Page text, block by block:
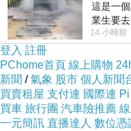
這裡也有寬廣坡道
▼▼▼
這是一
業生要
情況下
14 小時前
登入 註冊
PChome首頁 線上購物
新聞 /氣象 股市 個人新聞
買賣租屋 支付連 國際連
買車 旅行團 汽車險推薦
一元簡訊 直播達人 數位憑